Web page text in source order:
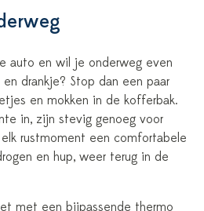
auto en wil je onderweg even
drankje? Stop dan een paar
en mokken in de kofferbak.
in, zijn stevig genoeg voor
rustmoment een comfortabele
en hup, weer terug in de
met een bijpassende thermo